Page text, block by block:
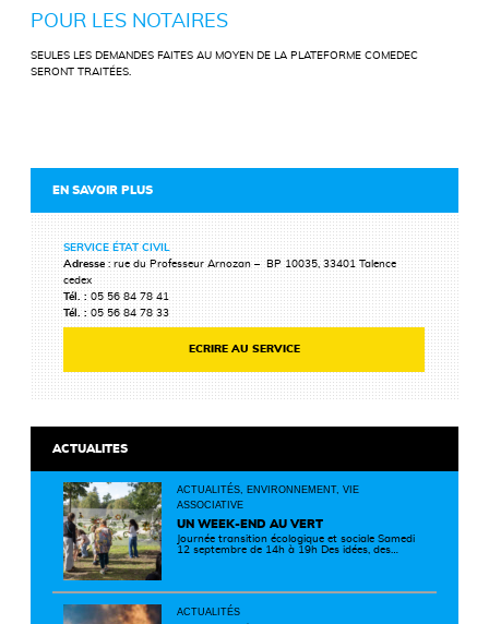
POUR LES NOTAIRES
SEULES LES DEMANDES FAITES AU MOYEN DE LA PLATEFORME COMEDEC
SERONT TRAITÉES.
EN SAVOIR PLUS
SERVICE ÉTAT CIVIL
Adresse : rue du Professeur Arnozan – BP 10035, 33401 Talence
cedex
Tél. :05 56 84 78 41
Tél. :05 56 84 78 33
ECRIRE AU SERVICE
ACTUALITES
ACTUALITÉS, ENVIRONNEMENT, VIE
ASSOCIATIVE
UN WEEK-END AU VERT
Journée transition écologique et sociale Samedi
12 septembre de 14h à 19h Des idées, des
un territoire plus durable et solidaire.
ACTUALITÉS